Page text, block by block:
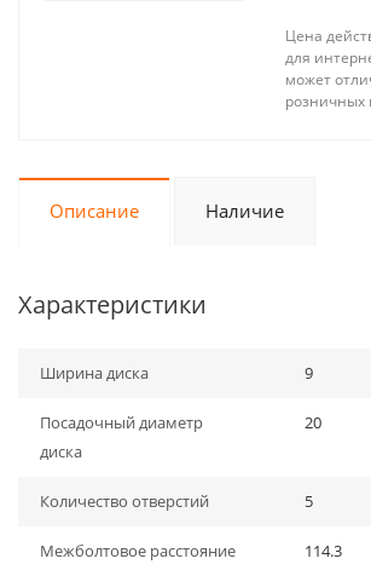
Цена
для
может
розничных
Описание Наличие
Характеристики
Ширина диска 9
Посадочный диаметр
диска
20
Количество отверстий 5
Межболтовое расстояние 114.3